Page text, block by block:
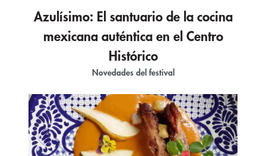
Azulísimo: El santuario de la cocina
mexicana auténtica en el Centro
Histórico
Novedades del festival